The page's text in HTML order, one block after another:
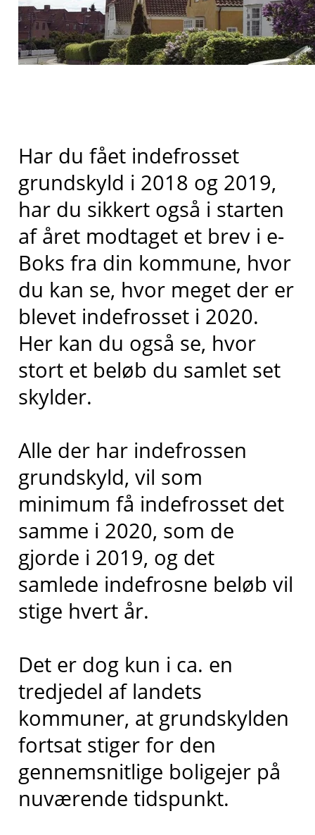
Har du fået indefrosset
grundskyld i 2018 og 2019,
har du sikkert også i starten
af året modtaget et brev i e-
Boks fra din kommune, hvor
du kan se, hvor meget der er
blevet indefrosset i 2020.
Her kan du også se, hvor
stort et beløb du samlet set
skylder.
Alle der har indefrossen
grundskyld, vil som
minimum få indefrosset det
samme i 2020, som de
gjorde i 2019, og det
samlede indefrosne beløb vil
stige hvert år.
Det er dog kun i ca. en
tredjedel af landets
kommuner, at grundskylden
fortsat stiger for den
gennemsnitlige boligejer på
nuværende tidspunkt.